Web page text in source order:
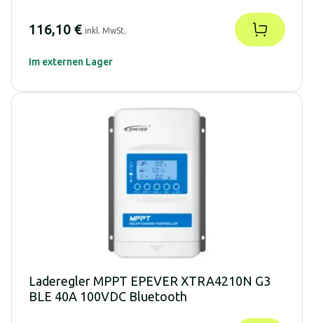
116,10 € inkl. MwSt.
Im externen Lager
Laderegler MPPT EPEVER XTRA4210N G3
BLE 40A 100VDC Bluetooth